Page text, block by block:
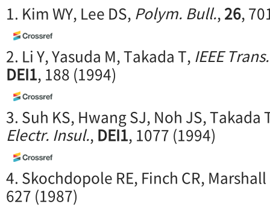
1. Kim WY, Lee DS, Polym. Bull.,26,
2. Li Y, Yasuda M, Takada T, IEEE
DEI1, 188 (1994)
3. Suh KS, Hwang SJ, Noh JS, Takada
Electr. Insul., DEI1, 1077 (1994)
4. Skochdopole RE, Finch CR,
627 (1987)